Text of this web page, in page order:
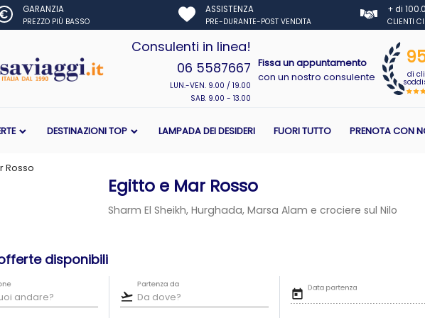
GARANZIA
PREZZO PIÙ BASSO
ASSISTENZA
PRE-DURANTE-POST VENDITA
+ di
CLIENTI
Consulenti in linea!
06 5587667
LUN.-VEN. 9.00 / 19.00
SAB. 9.00 - 13.00
Fissa un appuntamento
con un nostro consulente
di
DESTINAZIONI TOP LAMPADA DEI DESIDERI FUORI TUTTO PRENOTA CON
Egitto e Mar Rosso
Sharm El Sheikh, Hurghada, Marsa Alam e crociere sul Nilo
disponibili
flight_takeoff
Partenza da
today
Data partenza